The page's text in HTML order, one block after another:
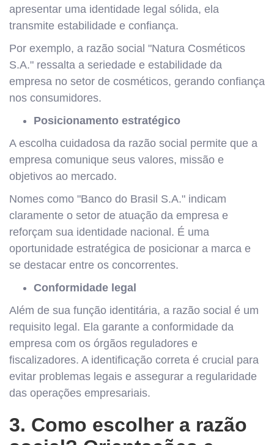
apresentar uma identidade legal sólida, ela
transmite estabilidade e confiança.
Por exemplo, a razão social "Natura Cosméticos
S.A." ressalta a seriedade e estabilidade da
empresa no setor de cosméticos, gerando confiança
nos consumidores.
Posicionamento estratégico
A escolha cuidadosa da razão social permite que a
empresa comunique seus valores, missão e
objetivos ao mercado.
Nomes como "Banco do Brasil S.A." indicam
claramente o setor de atuação da empresa e
reforçam sua identidade nacional. É uma
oportunidade estratégica de posicionar a marca e
se destacar entre os concorrentes.
Conformidade legal
Além de sua função identitária, a razão social é um
requisito legal. Ela garante a conformidade da
empresa com os órgãos reguladores e
fiscalizadores. A identificação correta é crucial para
evitar problemas legais e assegurar a regularidade
das operações empresariais.
3. Como escolher a razão